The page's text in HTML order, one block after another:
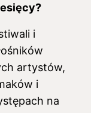
i
artystów,
i
na